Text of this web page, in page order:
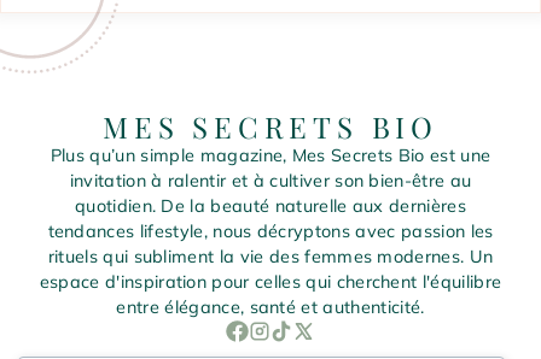
MES SECRETS BIO
Plus qu’un simple magazine, Mes Secrets Bio est une
invitation à ralentir et à cultiver son bien-être au
quotidien. De la beauté naturelle aux dernières
tendances lifestyle, nous décryptons avec passion les
rituels qui subliment la vie des femmes modernes. Un
espace d'inspiration pour celles qui cherchent l'équilibre
entre élégance, santé et authenticité.